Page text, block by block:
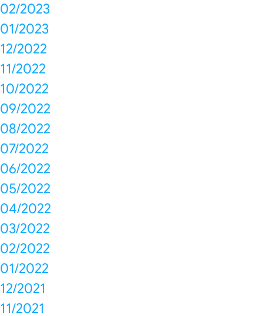
02/2023
01/2023
12/2022
11/2022
10/2022
09/2022
08/2022
07/2022
06/2022
05/2022
04/2022
03/2022
02/2022
01/2022
12/2021
11/2021